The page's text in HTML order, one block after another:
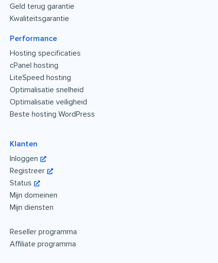
Geld terug garantie
Kwaliteitsgarantie
Performance
Hosting specificaties
cPanel hosting
LiteSpeed hosting
Optimalisatie snelheid
Optimalisatie veiligheid
Beste hosting WordPress
Klanten
Inloggen
Registreer
Status
Mijn domeinen
Mijn diensten
Reseller programma
Affiliate programma